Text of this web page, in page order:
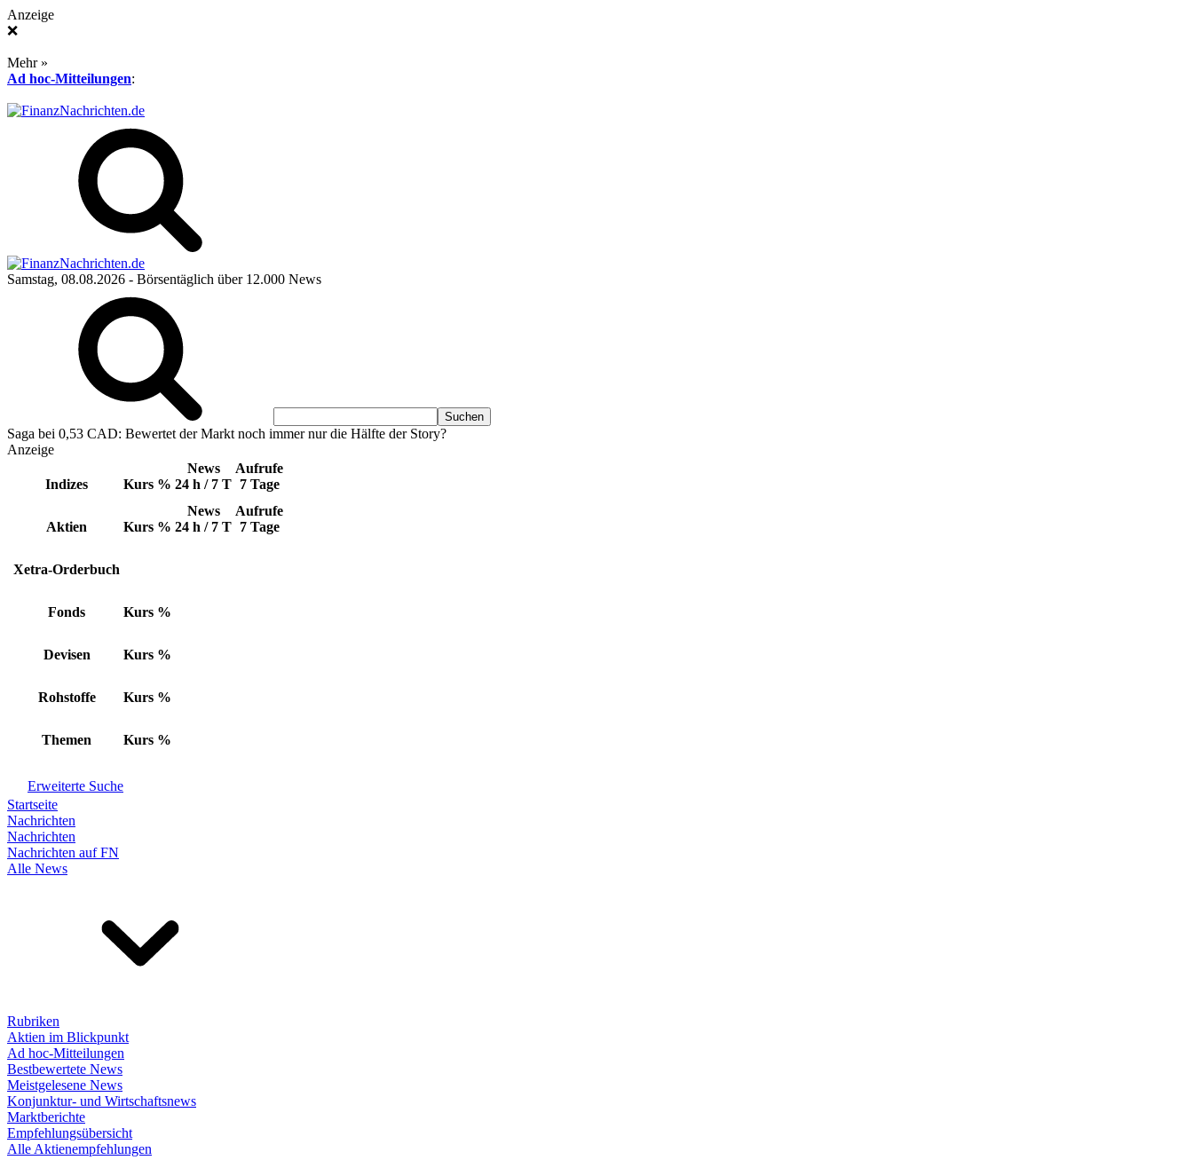
Anzeige
❌
Mehr »
Ad hoc-Mitteilungen:
Samstag, 08.08.2026 - Börsentäglich über 12.000 News
Saga bei 0,53 CAD: Bewertet der Markt noch immer nur die Hälfte der Story?
Anzeige
Indizes Kurs %
News
24 h / 7 T
Aufrufe
7 Tage
Aktien Kurs %
News
24 h / 7 T
Aufrufe
7 Tage
Xetra-Orderbuch
Fonds Kurs %
Devisen Kurs %
Rohstoffe Kurs %
Themen Kurs %
Erweiterte Suche
Startseite
Nachrichten
Nachrichten
Nachrichten auf FN
Alle News
Rubriken
Aktien im Blickpunkt
Ad hoc-Mitteilungen
Bestbewertete News
Meistgelesene News
Konjunktur- und Wirtschaftsnews
Marktberichte
Empfehlungsübersicht
Alle Aktienempfehlungen